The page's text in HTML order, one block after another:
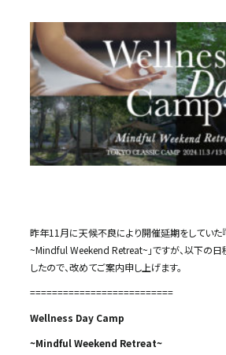
昨年11月に天候不良により開催延期をしていた
~Mindful Weekend Retreat~」ですが、以下の
したので、改めてご案内申し上げます。
==========================
Wellness Day Camp
~Mindful Weekend Retreat~